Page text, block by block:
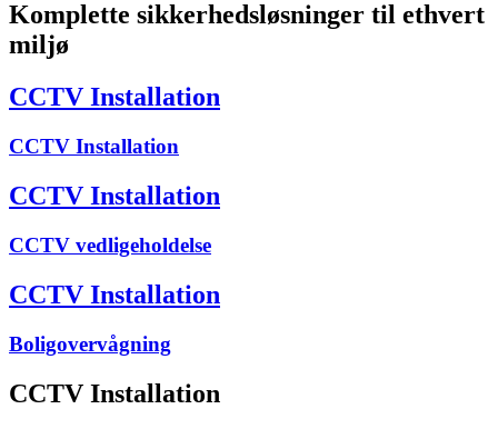
Komplette sikkerhedsløsninger til ethvert
miljø
CCTV Installation
CCTV Installation
CCTV Installation
CCTV vedligeholdelse
CCTV Installation
Boligovervågning
CCTV Installation